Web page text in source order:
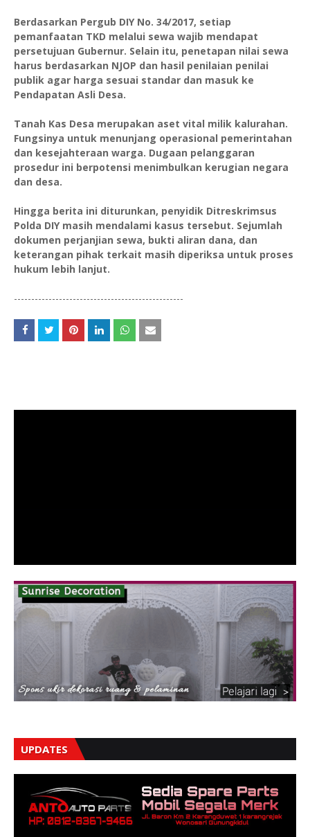
Berdasarkan Pergub DIY No. 34/2017, setiap
pemanfaatan TKD melalui sewa wajib mendapat
persetujuan Gubernur. Selain itu, penetapan nilai sewa
harus berdasarkan NJOP dan hasil penilaian penilai
publik agar harga sesuai standar dan masuk ke
Pendapatan Asli Desa.
Tanah Kas Desa merupakan aset vital milik kalurahan.
Fungsinya untuk menunjang operasional pemerintahan
dan kesejahteraan warga. Dugaan pelanggaran
prosedur ini berpotensi menimbulkan kerugian negara
dan desa.
Hingga berita ini diturunkan, penyidik Ditreskrimsus
Polda DIY masih mendalami kasus tersebut. Sejumlah
dokumen perjanjian sewa, bukti aliran dana, dan
keterangan pihak terkait masih diperiksa untuk proses
hukum lebih lanjut.
-------------------------------------------------
UPDATES